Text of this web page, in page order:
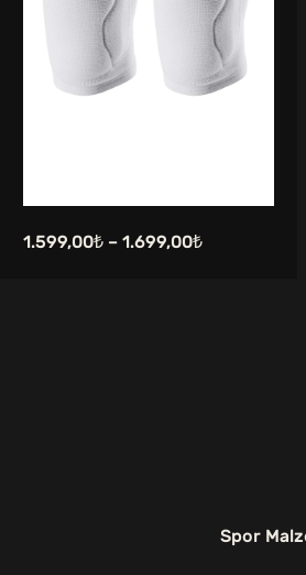
1.599,00₺ – 1.699,00₺
Spor